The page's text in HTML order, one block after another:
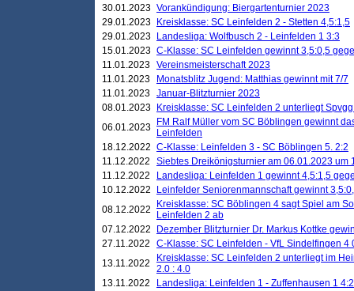
30.01.2023 Vorankündigung: Biergartenturnier 2023
29.01.2023
Kreisklasse: SC Leinfelden 2 - Stetten 4,5:1,5
29.01.2023
Landesliga: Wolfbusch 2 - Leinfelden 1 3:3
15.01.2023 C-Klasse: SC Leinfelden gewinnt 3,5:0,5
11.01.2023 Vereinsmeisterschaft 2023
11.01.2023
Monatsblitz Jugend: Matthias gewinnt mit 7/7
11.01.2023 Januar-Blitzturnier 2023
08.01.2023
Kreisklasse: SC Leinfelden 2 unterliegt
06.01.2023
FM Ralf Müller vom SC Böblingen gewinnt
Leinfelden
18.12.2022 C-Klasse: Leinfelden 3 - SC Böblingen 5. 2:2
11.12.2022
Siebtes Dreikönigsturnier am 06.01.2023 um
11.12.2022
Landesliga: Leinfelden 1 gewinnt 4,5:1,5
10.12.2022
Leinfelder Seniorenmannschaft gewinnt
08.12.2022
Kreisklasse: SC Böblingen 4 sagt Spiel am
Leinfelden 2 ab
07.12.2022
Dezember Blitzturnier Dr. Markus Kottke
27.11.2022
C-Klasse: SC Leinfelden - VfL Sindelfingen 4
13.11.2022
Kreisklasse: SC Leinfelden 2 unterliegt im
2.0 : 4.0
13.11.2022
Landesliga: Leinfelden 1 - Zuffenhausen 1 4:2